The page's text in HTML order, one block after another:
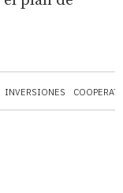
INVERSIONES